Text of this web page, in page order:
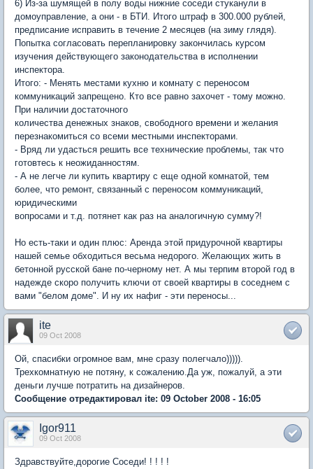
6) Из-за шумящей в полу воды нижние соседи стуканули в
домоуправление, а они - в БТИ. Итого штраф в 300.000 рублей,
предписание исправить в течение 2 месяцев (на зиму глядя).
Попытка согласовать перепланировку закончилась курсом
изучения действующего законодательства в исполнении
инспектора.
Итого: - Менять местами кухню и комнату с переносом
коммуникаций запрещено. Кто все равно захочет - тому можно.
При наличии достаточного
количества денежных знаков, свободного времени и желания
перезнакомиться со всеми местными инспекторами.
- Вряд ли удасться решить все технические проблемы, так что
готовтесь к неожиданностям.
- А не легче ли купить квартиру с еще одной комнатой, тем
более, что ремонт, связанный с переносом коммуникаций,
юридическими
вопросами и т.д. потянет как раз на аналогичную сумму?!
Но есть-таки и один плюс: Аренда этой придурочной квартиры
нашей семье обходиться весьма недорого. Желающих жить в
бетонной русской бане по-черному нет. А мы терпим второй год в
надежде скоро получить ключи от своей квартиры в соседнем с
вами "белом доме". И ну их нафиг - эти переносы...
ite
09 Oct 2008
Ой, спасибки огромное вам, мне сразу полегчало))))).
Трехкомнатную не потяну, к сожалению.Да уж, пожалуй, а эти
деньги лучше потратить на дизайнеров.
Сообщение отредактировал ite: 09 October 2008 - 16:05
Igor911
09 Oct 2008
Здравствуйте,дорогие Соседи! ! ! ! !